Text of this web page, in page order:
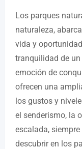
Los parques
naturaleza,
vida y
tranquilidad de
emoción de
ofrecen una
los gustos y
el senderismo, la
escalada,
descubrir en los